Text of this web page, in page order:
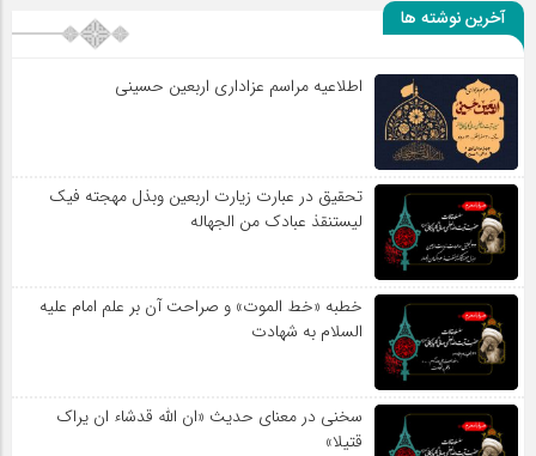
آخرین نوشته ها
اطلاعیه مراسم عزاداری اربعین حسینی
تحقیق در عبارت زیارت اربعین وبذل مهجته فیک
لیستنقذ عبادک من الجهاله
خطبه «خط الموت» و صراحت آن بر علم امام علیه
السلام به شهادت
سخنی در معنای حدیث «ان الله قدشاء ان یراک
قتیلا»